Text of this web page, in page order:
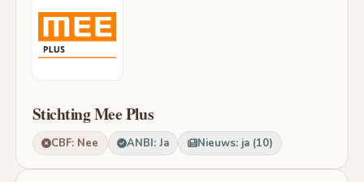
Stichting Mee Plus
CBF: Nee ANBI: Ja Nieuws: ja (10)